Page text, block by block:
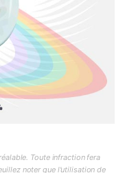
Toute infraction fera
noter que l'utilisation de